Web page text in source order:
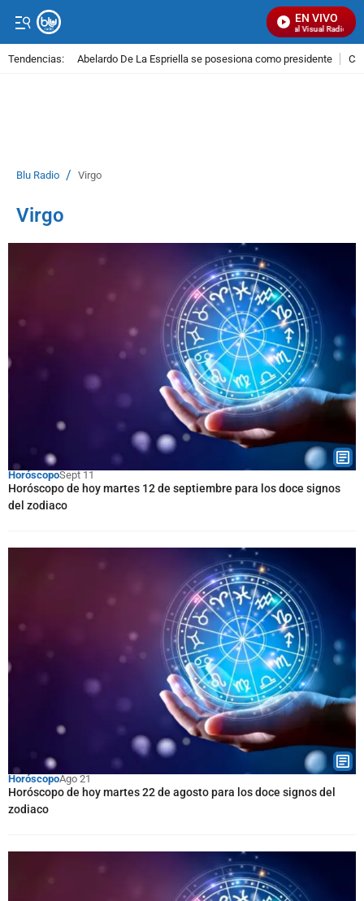
EN VIVO
Señal Visual Radio
Tendencias: Abelardo De La Espriella se posesiona como presidente
Blu Radio / Virgo
Virgo
HoróscopoSept 11
Horóscopo de hoy martes 12 de septiembre para los doce signos
del zodiaco
HoróscopoAgo 21
Horóscopo de hoy martes 22 de agosto para los doce signos del
zodiaco